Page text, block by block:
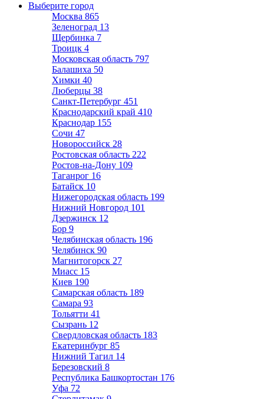
Выберите город
Москва 865
Зеленоград 13
Щербинка 7
Троицк 4
Московская область 797
Балашиха 50
Химки 40
Люберцы 38
Санкт-Петербург 451
Краснодарский край 410
Краснодар 155
Сочи 47
Новороссийск 28
Ростовская область 222
Ростов-на-Дону 109
Таганрог 16
Батайск 10
Нижегородская область 199
Нижний Новгород 101
Дзержинск 12
Бор 9
Челябинская область 196
Челябинск 90
Магнитогорск 27
Миасс 15
Киев 190
Самарская область 189
Самара 93
Тольятти 41
Сызрань 12
Свердловская область 183
Екатеринбург 85
Нижний Тагил 14
Березовский 8
Республика Башкортостан 176
Уфа 72